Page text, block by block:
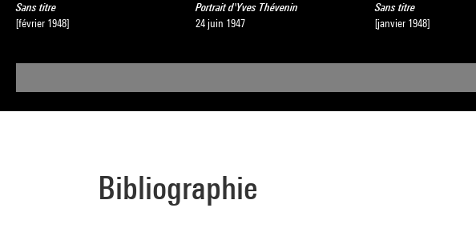
Sans titre
[février 1948]
Portrait d'Yves Thévenin
24 juin 1947
Sans titre
[janvier 1948]
Bibliographie